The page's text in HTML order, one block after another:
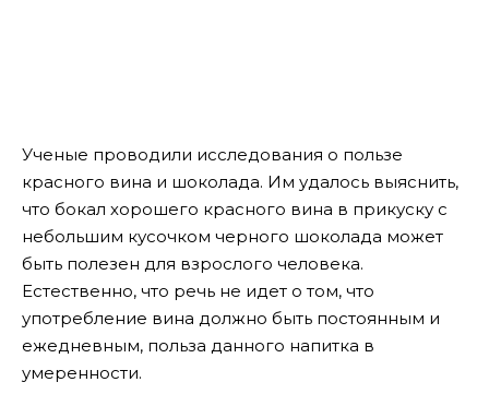
Ученые проводили исследования о пользе
красного вина и шоколада. Им удалось выяснить,
что бокал хорошего красного вина в прикуску с
небольшим кусочком черного шоколада может
быть полезен для взрослого человека.
Естественно, что речь не идет о том, что
употребление вина должно быть постоянным и
ежедневным, польза данного напитка в
умеренности.